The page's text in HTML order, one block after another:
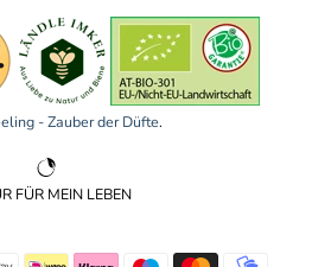
- Zauber der Düfte.
FÜR MEIN LEBEN